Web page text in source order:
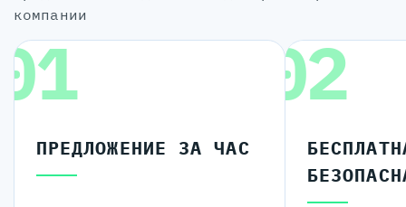
компании
ПРЕДЛОЖЕНИЕ ЗА ЧАС
02